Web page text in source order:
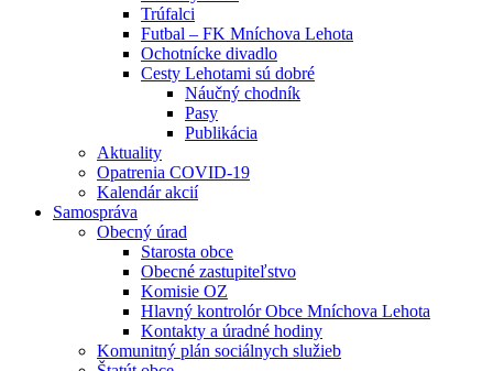
Trúfalci
Futbal – FK Mníchova Lehota
Ochotnícke divadlo
Cesty Lehotami sú dobré
Náučný chodník
Pasy
Publikácia
Aktuality
Opatrenia COVID-19
Kalendár akcií
Samospráva
Obecný úrad
Starosta obce
Obecné zastupiteľstvo
Komisie OZ
Hlavný kontrolór Obce Mníchova Lehota
Kontakty a úradné hodiny
Komunitný plán sociálnych služieb